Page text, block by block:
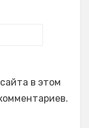
в этом